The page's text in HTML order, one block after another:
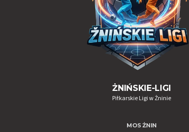
ŻNIŃSKIE-LIGI
Piłkarskie Ligi w Żninie
MOS ŻNIN